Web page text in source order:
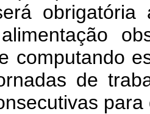
computando
de
para